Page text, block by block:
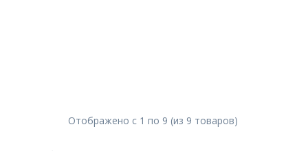
Отображено с 1 по 9 (из 9 товаров)